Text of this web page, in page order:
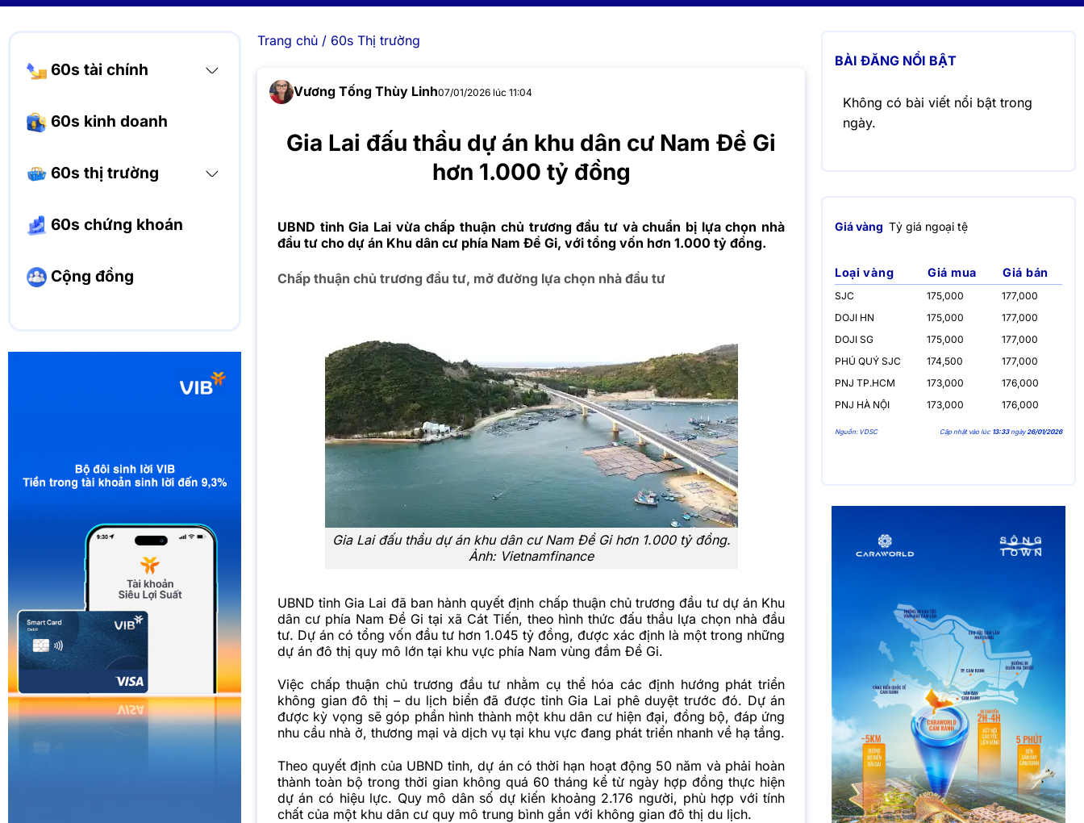
60s tài chính
60s kinh doanh
60s thị trường
60s chứng khoán
Cộng đồng
Trang chủ/ 60s Thị trường
Vương Tống Thùy Linh07/01/2026 lúc 11:04
Gia Lai đấu thầu dự án khu dân cư Nam Đề Gi
hơn 1.000 tỷ đồng
UBND tỉnh Gia Lai vừa chấp thuận chủ trương đầu tư và chuẩn bị lựa chọn nhà
đầu tư cho dự án Khu dân cư phía Nam Đề Gi, với tổng vốn hơn 1.000 tỷ đồng.
Chấp thuận chủ trương đầu tư, mở đường lựa chọn nhà đầu tư
Gia Lai đấu thầu dự án khu dân cư Nam Đề Gi hơn 1.000 tỷ đồng.
Ảnh: Vietnamfinance
UBND tỉnh Gia Lai đã ban hành quyết định chấp thuận chủ trương đầu tư dự án Khu
dân cư phía Nam Đề Gi tại xã Cát Tiến, theo hình thức đấu thầu lựa chọn nhà đầu
tư. Dự án có tổng vốn đầu tư hơn 1.045 tỷ đồng, được xác định là một trong những
dự án đô thị quy mô lớn tại khu vực phía Nam vùng đầm Đề Gi.
Việc chấp thuận chủ trương đầu tư nhằm cụ thể hóa các định hướng phát triển
không gian đô thị – du lịch biển đã được tỉnh Gia Lai phê duyệt trước đó. Dự án
được kỳ vọng sẽ góp phần hình thành một khu dân cư hiện đại, đồng bộ, đáp ứng
nhu cầu nhà ở, thương mại và dịch vụ tại khu vực đang phát triển nhanh về hạ tầng.
Theo quyết định của UBND tỉnh, dự án có thời hạn hoạt động 50 năm và phải hoàn
thành toàn bộ trong thời gian không quá 60 tháng kể từ ngày hợp đồng thực hiện
dự án có hiệu lực. Quy mô dân số dự kiến khoảng 2.176 người, phù hợp với tính
chất của một khu dân cư quy mô trung bình gắn với không gian đô thị du lịch.
BÀI ĐĂNG NỔI BẬT
Không có bài viết nổi bật trong
ngày.
Giá vàng Tỷ giá ngoại tệ
Loại vàng Giá mua Giá bán
SJC 175,000
177,000
DOJI HN
175,000
177,000
DOJI SG
175,000
177,000
PHÚ QUÝ SJC
174,500
177,000
PNJ TP.HCM
173,000
176,000
PNJ HÀ NỘI
173,000 176,000
Nguồn: VDSC Cập nhật vào lúc 13:33ngày26/01/2026